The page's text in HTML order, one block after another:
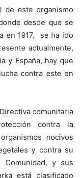
de este organismo
desde que se
en 1917, se ha ido
actualmente,
y España, hay que
contra este en
comunitaria
contra la
nocivos
y contra su
, y sus
está clasificado